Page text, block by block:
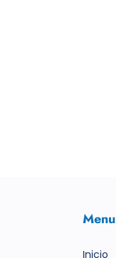
Menu
Inicio